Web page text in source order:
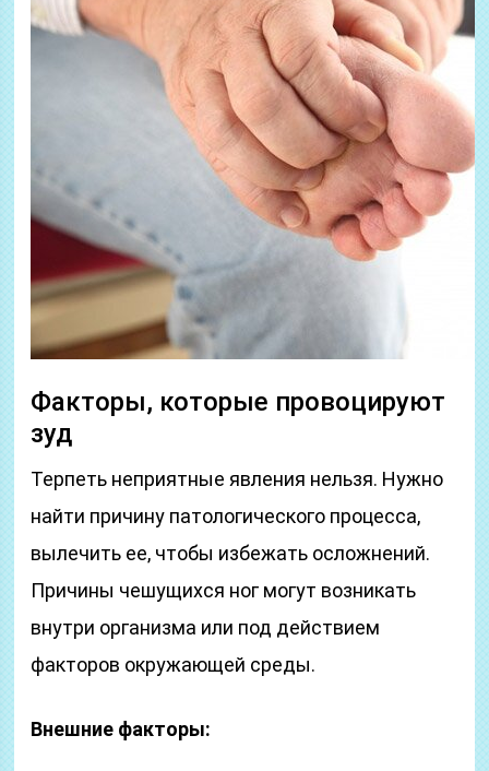
Факторы, которые провоцируют
зуд
Терпеть неприятные явления нельзя. Нужно
найти причину патологического процесса,
вылечить ее, чтобы избежать осложнений.
Причины чешущихся ног могут возникать
внутри организма или под действием
факторов окружающей среды.
Внешние факторы: